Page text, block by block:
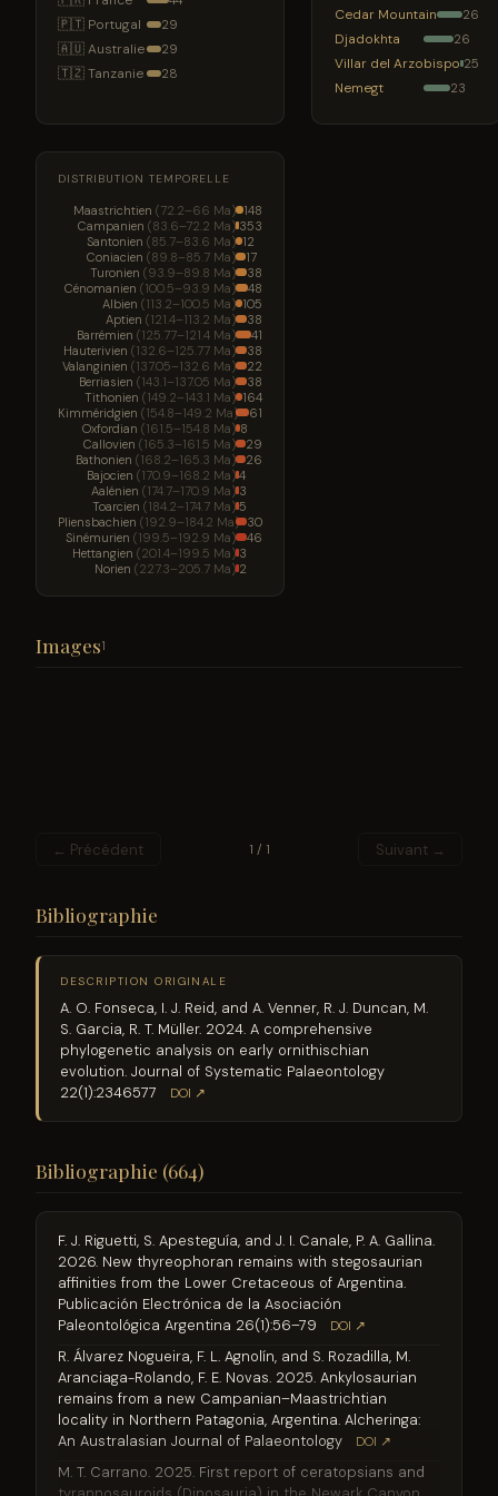
🇵🇹 Portugal 29
🇦🇺 Australie 29
🇹🇿 Tanzanie 28
Cedar Mountain 26
Djadokhta 26
Villar del Arzobispo 25
Nemegt 23
DISTRIBUTION TEMPORELLE
Maastrichtien (72.2–66 Ma) 148
Campanien (83.6–72.2 Ma) 353
Santonien (85.7–83.6 Ma) 12
Coniacien (89.8–85.7 Ma)
17
Turonien (93.9–89.8 Ma)
38
Cénomanien (100.5–93.9 Ma)
48
Albien (113.2–100.5 Ma) 105
Aptien (121.4–113.2 Ma)
38
Barrémien (125.77–121.4 Ma)
41
Hauterivien (132.6–125.77 Ma)
38
Valanginien (137.05–132.6 Ma)
22
Berriasien (143.1–137.05 Ma)
38
Tithonien (149.2–143.1 Ma) 164
Kimméridgien (154.8–149.2 Ma)
61
Oxfordian (161.5–154.8 Ma) 8
Callovien (165.3–161.5 Ma)
29
Bathonien (168.2–165.3 Ma)
26
Bajocien (170.9–168.2 Ma) 4
Aalénien (174.7–170.9 Ma) 3
Toarcien (184.2–174.7 Ma) 5
Pliensbachien (192.9–184.2 Ma) 30
Sinémurien (199.5–192.9 Ma)
46
Hettangien (201.4–199.5 Ma) 3
Norien (227.3–205.7 Ma) 2
Images1
← Précédent 1 / 1 Suivant →
Bibliographie
DESCRIPTION ORIGINALE
A. O. Fonseca, I. J. Reid, and A. Venner, R. J. Duncan, M.
S. Garcia, R. T. Müller. 2024. A comprehensive
phylogenetic analysis on early ornithischian
evolution. Journal of Systematic Palaeontology
22(1):2346577
DOI ↗
Bibliographie (664)
F. J. Riguetti, S. Apesteguía, and J. I. Canale, P. A. Gallina.
2026. New thyreophoran remains with stegosaurian
affinities from the Lower Cretaceous of Argentina.
Publicación Electrónica de la Asociación
Paleontológica Argentina 26(1):56–79
DOI ↗
R. Álvarez Nogueira, F. L. Agnolín, and S. Rozadilla, M.
Aranciaga-Rolando, F. E. Novas. 2025. Ankylosaurian
remains from a new Campanian–Maastrichtian
locality in Northern Patagonia, Argentina. Alcheringa:
An Australasian Journal of Palaeontology
DOI ↗
M. T. Carrano. 2025. First report of ceratopsians and